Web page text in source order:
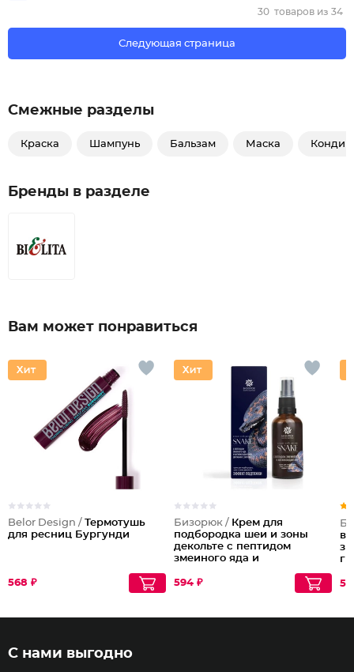
Следующая страница
30 товаров из 34
Смежные разделы
Краска Шампунь Бальзам Маска
Бренды в разделе
Вам может понравиться
Belor Design / Термотушь
для ресниц Бургунди
568 ₽
Бизорюк / Крем для
подбородка шеи и зоны
декольте с пептидом
змеиного яда и
594 ₽
С нами выгодно